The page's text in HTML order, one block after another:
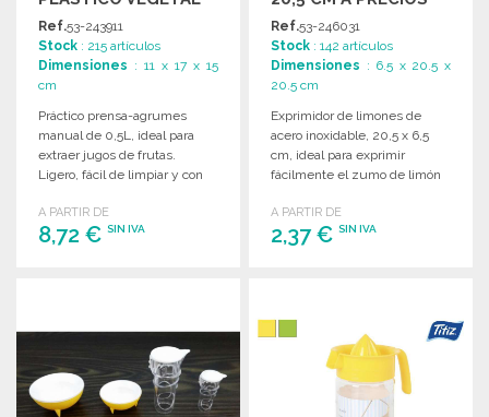
Ref.53-243911
Stock : 215 artículos
Dimensiones : 11 x 17 x 15
cm
Práctico prensa-agrumes
manual de 0,5L, ideal para
extraer jugos de frutas.
Ligero, fácil de limpiar y con
A PARTIR DE
8,72 € SIN IVA
DE MAYORISTA
Ref.53-246031
Stock : 142 artículos
Dimensiones : 6.5 x 20.5 x
20.5 cm
Exprimidor de limones de
acero inoxidable, 20,5 x 6,5
cm, ideal para exprimir
fácilmente el zumo de limón
A PARTIR DE
2,37 €SIN IVA